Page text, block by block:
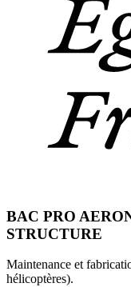
BAC PRO
STRUCTURE
Maintenance et
hélicoptères).